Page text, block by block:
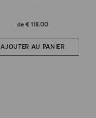
de€ 118.00
AJOUTER AU PANIER